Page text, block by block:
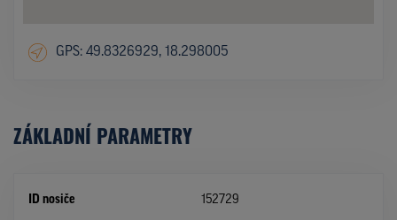
GPS: 49.8326929, 18.298005
ZÁKLADNÍ PARAMETRY
ID nosiče 152729